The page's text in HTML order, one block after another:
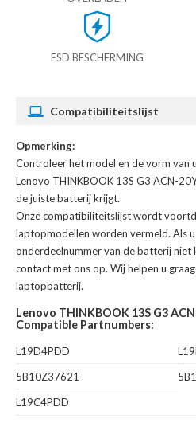
ESD BESCHERMING
Compatibiliteitslijst
Opmerking:
Controleer het model en de vorm van
Lenovo THINKBOOK 13S G3 ACN-
de juiste batterij krijgt.
Onze compatibiliteitslijst wordt
laptopmodellen worden vermeld. Als
onderdeelnummer van de batterij niet
contact met ons op. Wij helpen u
laptopbatterij.
Lenovo THINKBOOK 13S G3
Compatible Partnumbers:
L19D4PDD
5B10Z37621
L19C4PDD